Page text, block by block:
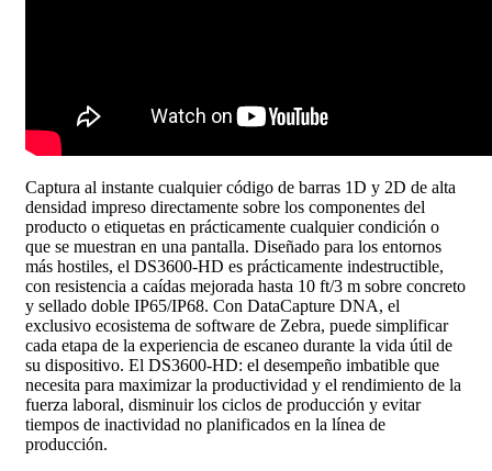
Captura al instante cualquier código de barras 1D y 2D de alta
densidad impreso directamente sobre los componentes del
producto o etiquetas en prácticamente cualquier condición o
que se muestran en una pantalla. Diseñado para los entornos
más hostiles, el DS3600-HD es prácticamente indestructible,
con resistencia a caídas mejorada hasta 10 ft/3 m sobre concreto
y sellado doble IP65/IP68. Con DataCapture DNA, el
exclusivo ecosistema de software de Zebra, puede simplificar
cada etapa de la experiencia de escaneo durante la vida útil de
su dispositivo. El DS3600-HD: el desempeño imbatible que
necesita para maximizar la productividad y el rendimiento de la
fuerza laboral, disminuir los ciclos de producción y evitar
tiempos de inactividad no planificados en la línea de
producción.